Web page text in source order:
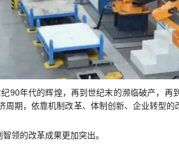
90年代的辉煌，再到世纪末的濒临破产，再
周期，依靠机制改革、体制创新、企业转型
领的改革成果更加突出。